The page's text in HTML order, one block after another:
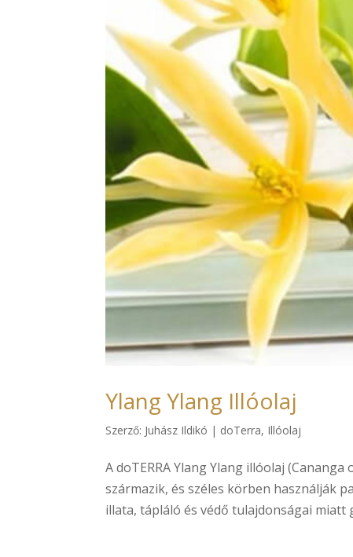
Ylang Ylang Illóolaj
Szerző: Juhász Ildikó | doTerra, Illóolaj
A doTERRA Ylang Ylang illóolaj
származik, és széles körben használják
illata, tápláló és védő tulajdonságai miatt